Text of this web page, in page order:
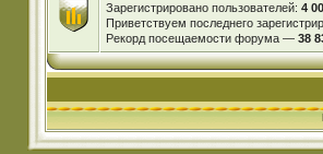
Зарегистрировано пользователей: 4
Приветствуем последнего
Рекорд посещаемости форума — 38